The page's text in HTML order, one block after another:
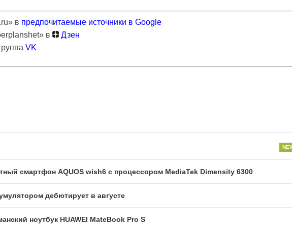
в предпочитаемые источники в Google
в
Дзен
VK
смартфон AQUOS wish6 с процессором MediaTek Dimensity 6300
дебютирует в августе
ноутбук HUAWEI MateBook Pro S